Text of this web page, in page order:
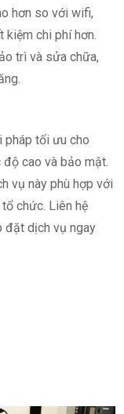
hơn so với wifi,
kiệm chi phí hơn.
trì và sửa chữa,
pháp tối ưu cho
cao và bảo mật.
vụ này phù hợp với
tổ chức. Liên hệ
đặt dịch vụ ngay